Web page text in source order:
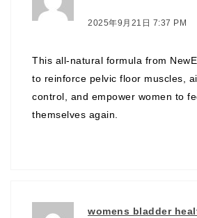
より:
2025年9月21日 7:37 PM
This all-natural formula from
to reinforce pelvic floor muscles,
control, and empower women to
themselves again.
womens bladder